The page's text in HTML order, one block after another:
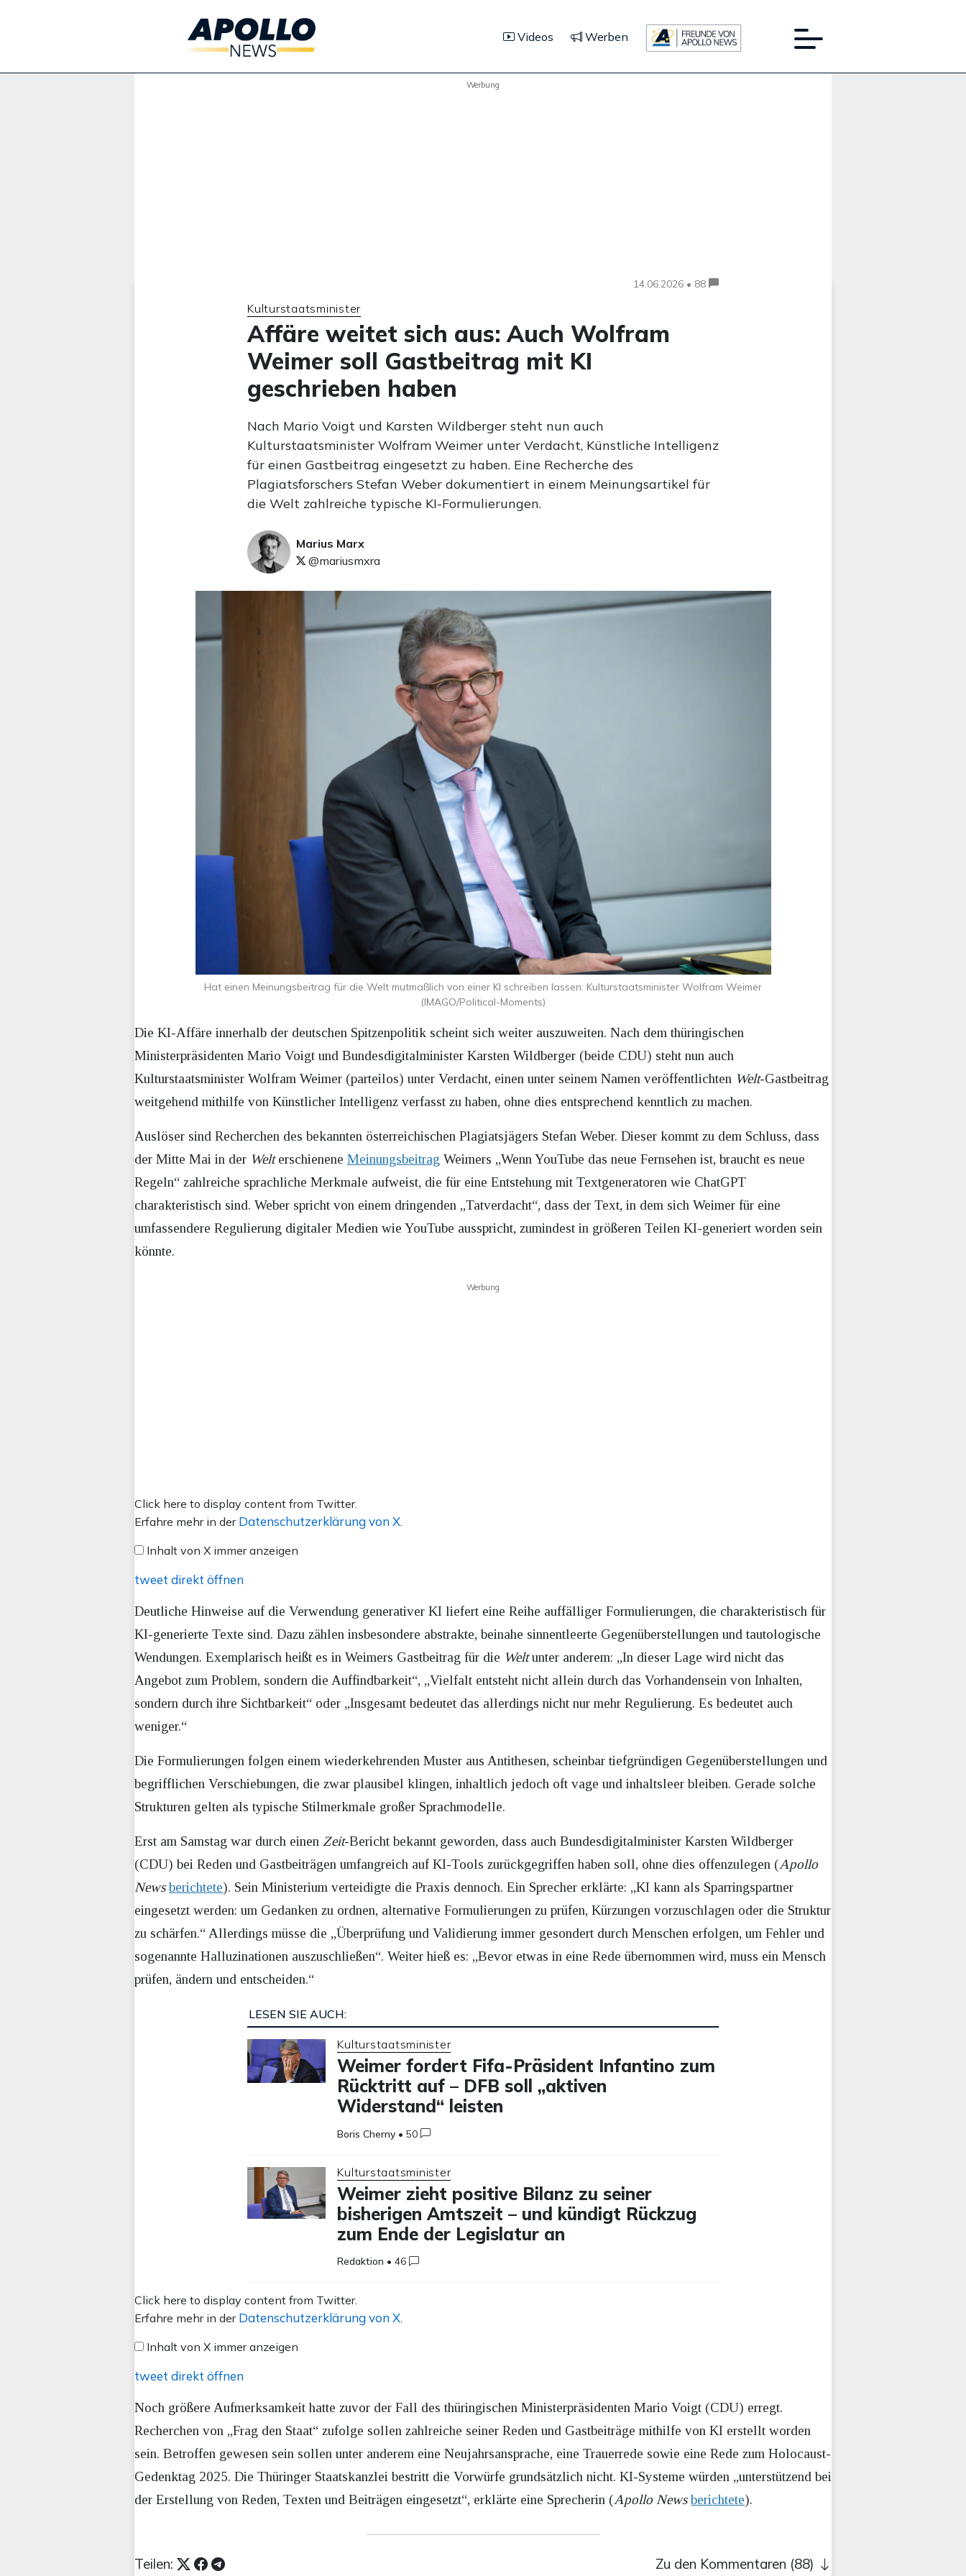
Videos Werben
Werbung
14.06.2026 • 88
Kulturstaatsminister
Affäre weitet sich aus: Auch Wolfram
Weimer soll Gastbeitrag mit KI
geschrieben haben
Nach Mario Voigt und Karsten Wildberger steht nun auch
Kulturstaatsminister Wolfram Weimer unter Verdacht, Künstliche Intelligenz
für einen Gastbeitrag eingesetzt zu haben. Eine Recherche des
Plagiatsforschers Stefan Weber dokumentiert in einem Meinungsartikel für
die Welt zahlreiche typische KI-Formulierungen.
Marius Marx
@mariusmxra
Hat einen Meinungsbeitrag für die Welt mutmaßlich von einer KI schreiben lassen: Kulturstaatsminister Wolfram Weimer
(IMAGO/Political-Moments)
Die KI-Affäre innerhalb der deutschen Spitzenpolitik scheint sich weiter auszuweiten. Nach dem thüringischen
Ministerpräsidenten Mario Voigt und Bundesdigitalminister Karsten Wildberger (beide CDU) steht nun auch
Kulturstaatsminister Wolfram Weimer (parteilos) unter Verdacht, einen unter seinem Namen veröffentlichten Welt-Gastbeitrag
weitgehend mithilfe von Künstlicher Intelligenz verfasst zu haben, ohne dies entsprechend kenntlich zu machen.
Auslöser sind Recherchen des bekannten österreichischen Plagiatsjägers Stefan Weber. Dieser kommt zu dem Schluss, dass
der Mitte Mai in der Welterschienene Meinungsbeitrag Weimers „Wenn YouTube das neue Fernsehen ist, braucht es neue
Regeln“ zahlreiche sprachliche Merkmale aufweist, die für eine Entstehung mit Textgeneratoren wie ChatGPT
charakteristisch sind. Weber spricht von einem dringenden „Tatverdacht“, dass der Text, in dem sich Weimer für eine
umfassendere Regulierung digitaler Medien wie YouTube ausspricht, zumindest in größeren Teilen KI-generiert worden sein
könnte.
Werbung
Inhalt
von
anzeigen
Click here to display content from Twitter.
Erfahre mehr in der Datenschutzerklärung von X
Inhalt von X immer anzeigen
tweet direkt öffnen
Deutliche Hinweise auf die Verwendung generativer KI liefert eine Reihe auffälliger Formulierungen, die charakteristisch für
KI-generierte Texte sind. Dazu zählen insbesondere abstrakte, beinahe sinnentleerte Gegenüberstellungen und tautologische
Wendungen. Exemplarisch heißt es in Weimers Gastbeitrag für die Weltunter anderem: „In dieser Lage wird nicht das
Angebot zum Problem, sondern die Auffindbarkeit“, „Vielfalt entsteht nicht allein durch das Vorhandensein von Inhalten,
sondern durch ihre Sichtbarkeit“ oder „Insgesamt bedeutet das allerdings nicht nur mehr Regulierung. Es bedeutet auch
weniger.“
Die Formulierungen folgen einem wiederkehrenden Muster aus Antithesen, scheinbar tiefgründigen Gegenüberstellungen und
begrifflichen Verschiebungen, die zwar plausibel klingen, inhaltlich jedoch oft vage und inhaltsleer bleiben. Gerade solche
Strukturen gelten als typische Stilmerkmale großer Sprachmodelle.
Erst am Samstag war durch einen Zeit-Bericht bekannt geworden, dass auch Bundesdigitalminister Karsten Wildberger
(CDU) bei Reden und Gastbeiträgen umfangreich auf KI-Tools zurückgegriffen haben soll, ohne dies offenzulegen (Apollo
News berichtete). Sein Ministerium verteidigte die Praxis dennoch. Ein Sprecher erklärte: „KI kann als Sparringspartner
eingesetzt werden: um Gedanken zu ordnen, alternative Formulierungen zu prüfen, Kürzungen vorzuschlagen oder die Struktur
zu schärfen.“ Allerdings müsse die „Überprüfung und Validierung immer gesondert durch Menschen erfolgen, um Fehler und
sogenannte Halluzinationen auszuschließen“. Weiter hieß es: „Bevor etwas in eine Rede übernommen wird, muss ein Mensch
prüfen, ändern und entscheiden.“
LESEN SIE AUCH:
Kulturstaatsminister
Weimer fordert Fifa-Präsident Infantino zum
Rücktritt auf – DFB soll „aktiven
Widerstand“ leisten
Boris Cherny •50
Kulturstaatsminister
Weimer zieht positive Bilanz zu seiner
bisherigen Amtszeit – und kündigt Rückzug
zum Ende der Legislatur an
Redaktion •46
Inhalt
von
anzeigen
Click here to display content from Twitter.
Erfahre mehr in der Datenschutzerklärung von X.
Inhalt von X immer anzeigen
tweet direkt öffnen
Noch größere Aufmerksamkeit hatte zuvor der Fall des thüringischen Ministerpräsidenten Mario Voigt (CDU) erregt.
Recherchen von „Frag den Staat“ zufolge sollen zahlreiche seiner Reden und Gastbeiträge mithilfe von KI erstellt worden
sein. Betroffen gewesen sein sollen unter anderem eine Neujahrsansprache, eine Trauerrede sowie eine Rede zum Holocaust-
Gedenktag 2025. Die Thüringer Staatskanzlei bestritt die Vorwürfe grundsätzlich nicht. KI-Systeme würden „unterstützend bei
der Erstellung von Reden, Texten und Beiträgen eingesetzt“, erklärte eine Sprecherin (Apollo News berichtete).
Teilen: Zu den Kommentaren (88)